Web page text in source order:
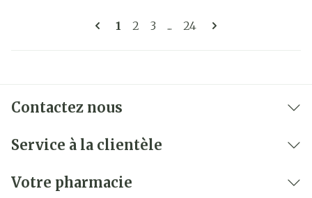
Pages
Vous lisez actuellement la page
1 Page
2 Page
3 ... Page
24
Contactez nous
Service à la clientèle
Votre pharmacie